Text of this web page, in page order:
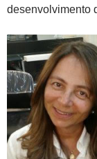
desenvolvimento